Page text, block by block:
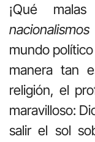
¡Qué
mundo
manera tan
religión, el
maravilloso:
salir el sol